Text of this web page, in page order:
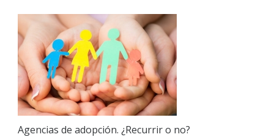
Agencias de adopción. ¿Recurrir o no?